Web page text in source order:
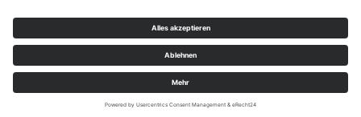
WEBDESIGN von DBJE.DE Webdesign und Typo3 Agentur Hannover